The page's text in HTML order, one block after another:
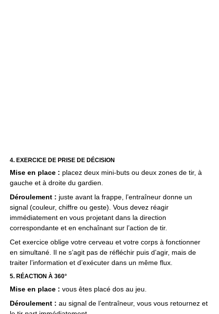
4. EXERCICE DE PRISE DE DÉCISION
Mise en place : placez deux mini-buts ou deux zones de tir, à
gauche et à droite du gardien.
Déroulement : juste avant la frappe, l’entraîneur donne un
signal (couleur, chiffre ou geste). Vous devez réagir
immédiatement en vous projetant dans la direction
correspondante et en enchaînant sur l’action de tir.
Cet exercice oblige votre cerveau et votre corps à fonctionner
en simultané. Il ne s’agit pas de réfléchir puis d’agir, mais de
traiter l’information et d’exécuter dans un même flux.
5. RÉACTION À 360°
Mise en place : vous êtes placé dos au jeu.
Déroulement : au signal de l’entraîneur, vous vous retournez et